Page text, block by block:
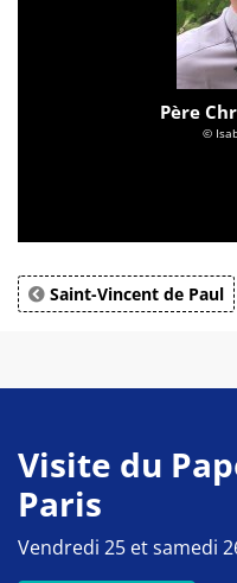
Père
©
Saint-Vincent de Paul
Visite du
Paris
Vendredi 25 et samedi